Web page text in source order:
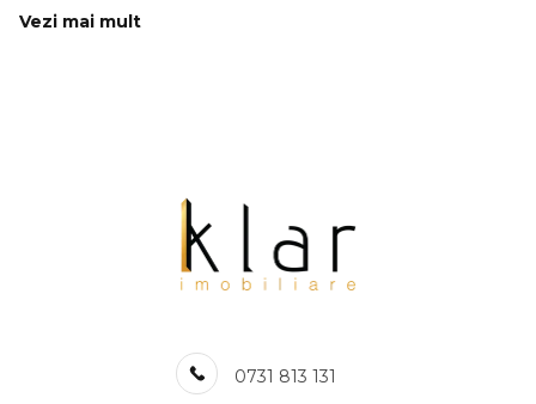
Apartamente de inchiriat in Cluj-Napoca Semicentral
Apartamente de inchiriat in Cluj-Napoca Intre Lacuri
Apartamente de inchiriat in Cluj-Napoca Marasti / BRD Central
Numar de camere apartamente de inchiriat
Apartamente de inchiriat 1 camera
Vezi mai mult
0731 813 131